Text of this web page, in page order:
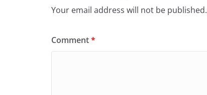
Your email address will not be published.
Comment*